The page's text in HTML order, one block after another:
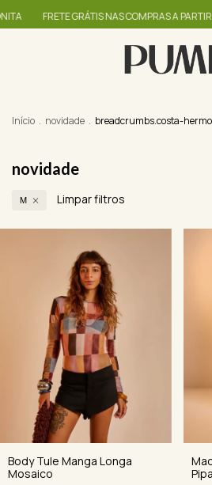
GRÁTIS NAS COMPRAS A PARTIR DE R$399
Início . novidade . breadcrumbs.costa-
novidade
M Limpar filtros
Body Tule Manga Longa
Mosaico